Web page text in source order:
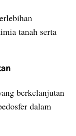
tanah serta
berkelanjutan
dalam